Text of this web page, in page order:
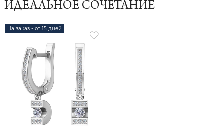
ИДЕАЛЬНОЕ СОЧЕТАНИЕ
На заказ - от 15 дней